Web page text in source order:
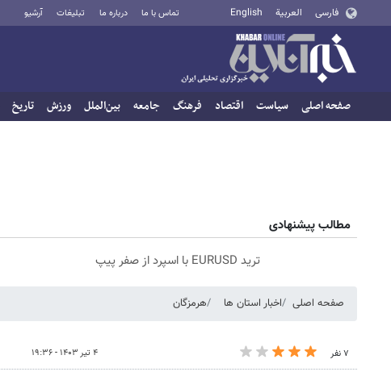
فارسی العربية English تماس با ما درباره ما تبلیغات آرشیو
صفحه اصلی سیاست اقتصاد فرهنگ جامعه بین‌الملل ورزش تاریخ
مطالب پیشنهادی
ترید EURUSD با اسپرد از صفر پیپ
صفحه اصلی اخبار استان ها هرمزگان
۷ نفر ۴ تیر ۱۴۰۳ - ۱۹:۳۶